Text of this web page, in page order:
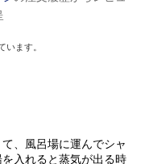
います。
、風呂場に運んでシャ
入れると蒸気が出る時